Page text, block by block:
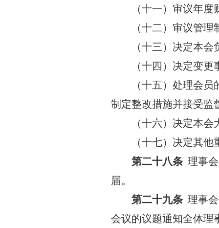
（十一）审议年
（十二）审议管理
（十三）决定本
（十四）决定变
（十五）处理会
制定整改措施并接受监
（十六）决定本
（十七）决定其
第二十八条 理事
届。
第二十九条 理事
会议的议题通知全体理